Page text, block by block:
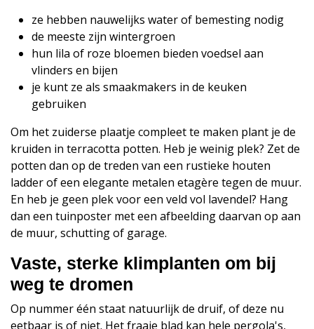
ze hebben nauwelijks water of bemesting nodig
de meeste zijn wintergroen
hun lila of roze bloemen bieden voedsel aan
vlinders en bijen
je kunt ze als smaakmakers in de keuken
gebruiken
Om het zuiderse plaatje compleet te maken plant je de
kruiden in terracotta potten. Heb je weinig plek? Zet de
potten dan op de treden van een rustieke houten
ladder of een elegante metalen etagère tegen de muur.
En heb je geen plek voor een veld vol lavendel? Hang
dan een tuinposter met een afbeelding daarvan op aan
de muur, schutting of garage.
Vaste, sterke klimplanten om bij
weg te dromen
Op nummer één staat natuurlijk de druif, of deze nu
eetbaar is of niet. Het fraaie blad kan hele pergola's,